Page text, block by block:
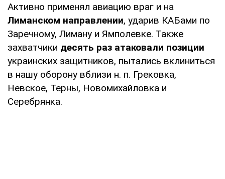
Активно применял авиацию враг и на
Лиманском направлении, ударив КАБами по
Заречному, Лиману и Ямполевке. Также
захватчики десять раз атаковали позиции
украинских защитников, пытались вклиниться
в нашу оборону вблизи н. п. Грековка,
Невское, Терны, Новомихайловка и
Серебрянка.